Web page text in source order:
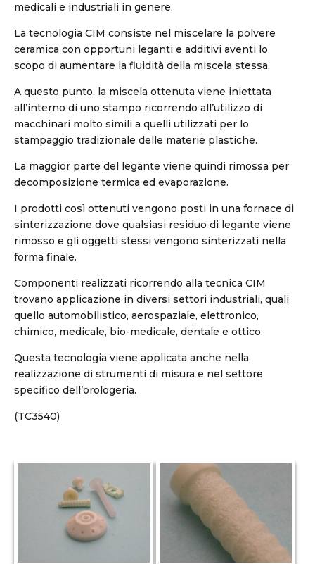
medicali e industriali in genere.
La tecnologia CIM consiste nel miscelare la polvere
ceramica con opportuni leganti e additivi aventi lo
scopo di aumentare la fluidità della miscela stessa.
A questo punto, la miscela ottenuta viene iniettata
all’interno di uno stampo ricorrendo all’utilizzo di
macchinari molto simili a quelli utilizzati per lo
stampaggio tradizionale delle materie plastiche.
La maggior parte del legante viene quindi rimossa per
decomposizione termica ed evaporazione.
I prodotti così ottenuti vengono posti in una fornace di
sinterizzazione dove qualsiasi residuo di legante viene
rimosso e gli oggetti stessi vengono sinterizzati nella
forma finale.
Componenti realizzati ricorrendo alla tecnica CIM
trovano applicazione in diversi settori industriali, quali
quello automobilistico, aerospaziale, elettronico,
chimico, medicale, bio-medicale, dentale e ottico.
Questa tecnologia viene applicata anche nella
realizzazione di strumenti di misura e nel settore
specifico dell’orologeria.
(TC3540)